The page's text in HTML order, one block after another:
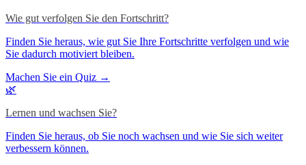
Wie gut verfolgen Sie den Fortschritt?
Finden Sie heraus, wie gut Sie Ihre Fortschritte verfolgen und wie
Sie dadurch motiviert bleiben.
Machen Sie ein Quiz →
🌿
Lernen und wachsen Sie?
Finden Sie heraus, ob Sie noch wachsen und wie Sie sich weiter
verbessern können.